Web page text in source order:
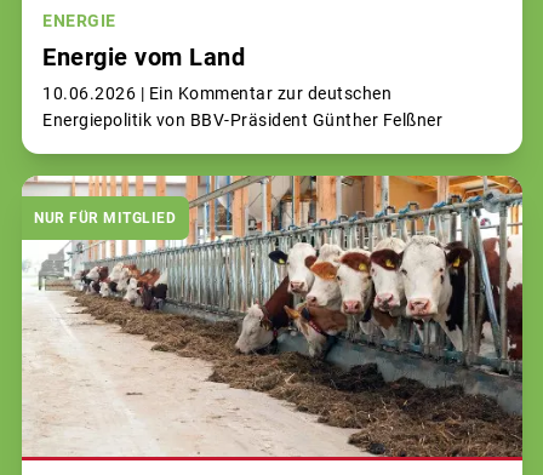
ENERGIE
Energie vom Land
10.06.2026 | Ein Kommentar zur deutschen
Energiepolitik von BBV-Präsident Günther Felßner
NUR FÜR MITGLIED